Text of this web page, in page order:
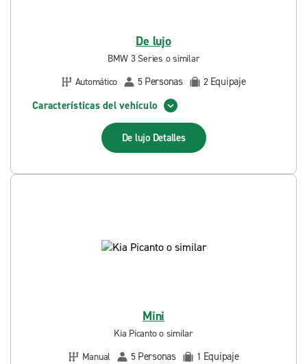
De lujo
BMW 3 Series o similar
Automático
5 Personas 2 Equipaje
Características del vehículo
De lujo Detalles
Mini
Kia Picanto o similar
Manual
5 Personas 1 Equipaje